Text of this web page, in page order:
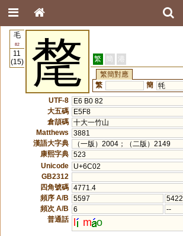
毛
82
11
(15)
氂 繁 簡 港
繁簡對應
繁
簡 牦
UTF-8
E6 B0 82
大五碼
E5F8
倉頡碼 十大一竹山
Matthews
3881
漢語大字典
（一版）2004；（二版）2149
康熙字典 523
Unicode
U+6C02
GB2312
四角號碼 4771.4
頻序 A/B
5597
5422
頻次 A/B
6
--
普通話
l m o